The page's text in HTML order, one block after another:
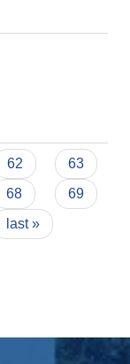
62
63
68
69
last »